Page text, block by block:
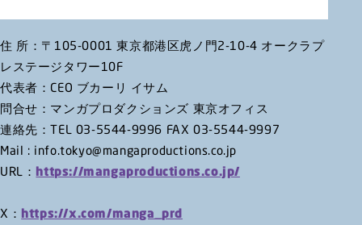
住 所：〒105-0001 東京都港区虎ノ門2-10-4 オークラプ
レステージタワー10F
代表者：CEO ブカーリ イサム
問合せ：マンガプロダクションズ 東京オフィス
連絡先：TEL 03-5544-9996 FAX 03-5544-9997
Mail : info.tokyo@mangaproductions.co.jp
URL： https://mangaproductions.co.jp/
X： https://x.com/manga_prd